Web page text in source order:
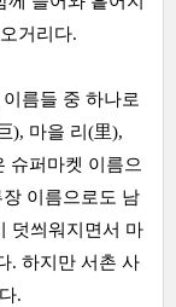
거리다.
름들 중 하나로
), 마을 리(里),
슈퍼마켓 이름으
이름으로도 남
덧씌워지면서 마
. 하지만 서촌 사
.